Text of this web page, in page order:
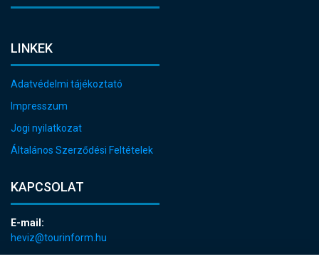
LINKEK
Adatvédelmi tájékoztató
Impresszum
Jogi nyilatkozat
Általános Szerződési Feltételek
KAPCSOLAT
E-mail:
heviz@tourinform.hu